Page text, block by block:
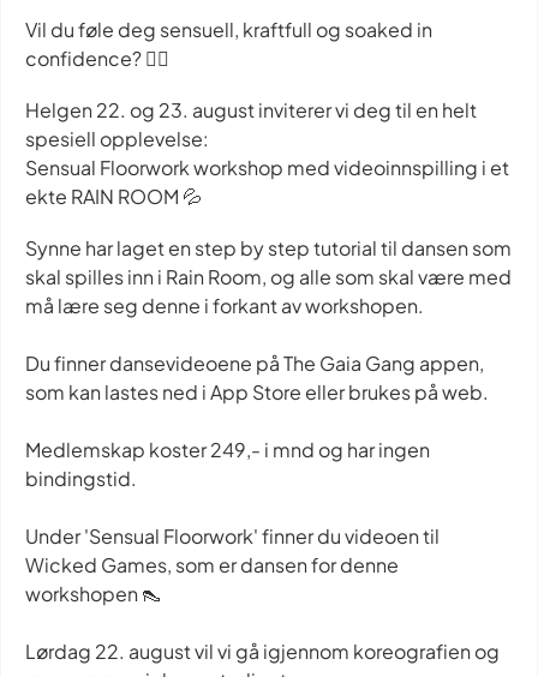
Vil du føle deg sensuell, kraftfull og soaked in
confidence? ❤️‍🔥
Helgen 22. og 23. august inviterer vi deg til en helt
spesiell opplevelse:
Sensual Floorwork workshop med videoinnspilling i et
ekte RAIN ROOM 💦
Synne har laget en step by step tutorial til dansen som
skal spilles inn i Rain Room, og alle som skal være med
må lære seg denne i forkant av workshopen.
Du finner dansevideoene på The Gaia Gang appen,
som kan lastes ned i App Store eller brukes på web.
Medlemskap koster 249,- i mnd og har ingen
bindingstid.
Under 'Sensual Floorwork' finner du videoen til
Wicked Games, som er dansen for denne
workshopen 👠
Lørdag 22. august vil vi gå igjennom koreografien og